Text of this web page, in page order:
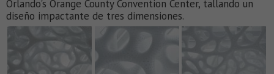
Orlando's Orange County Convention Center, tallando un
diseño impactante de tres dimensiones.